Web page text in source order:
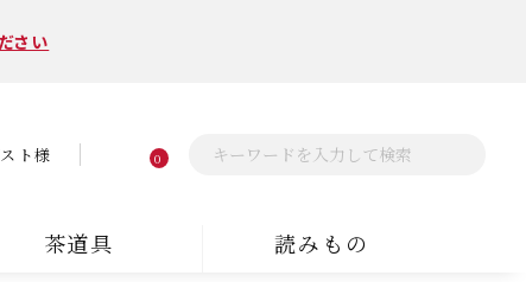
さい
ト様 0
茶道具 読みもの